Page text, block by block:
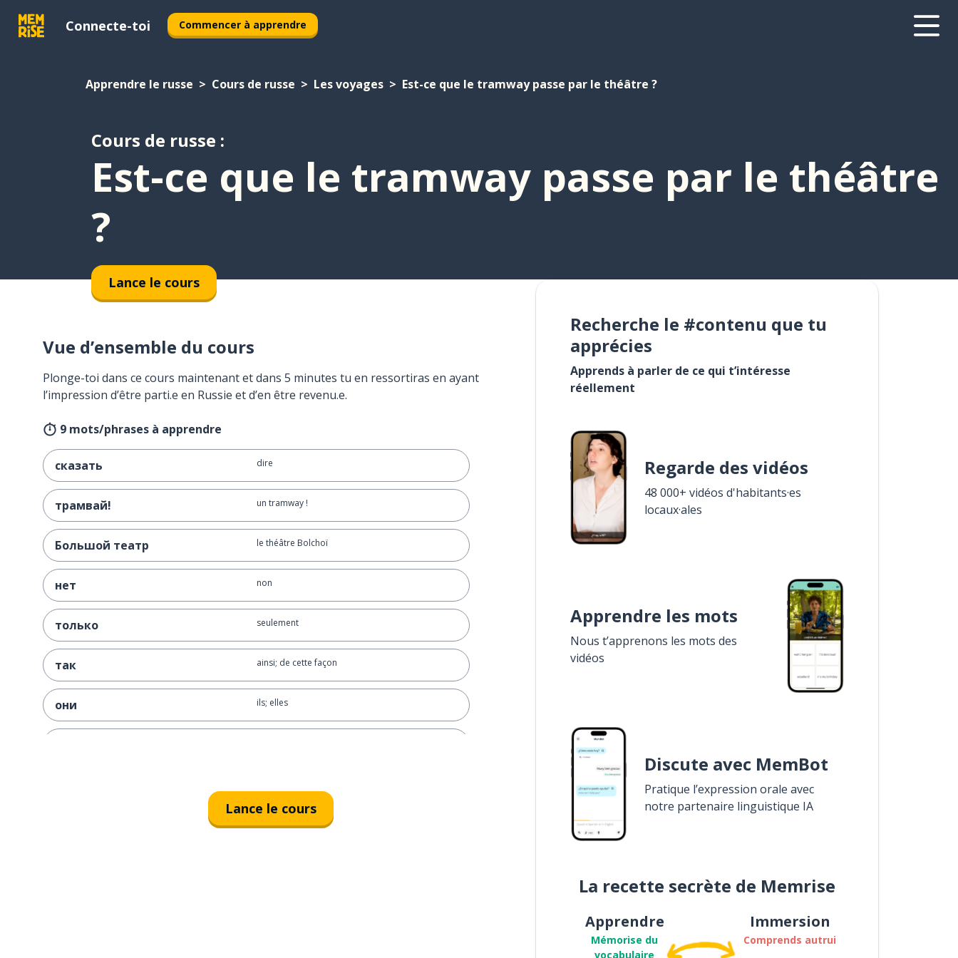
Connecte-toi Commencer à apprendre
Apprendre le russe Cours de russe Les voyages Est-ce que le tramway passe par le théâtre ?
Cours de russe :
Est-ce que le tramway passe par le théâtre
?
Lance le cours
Vue d’ensemble du cours
Plonge-toi dans ce cours maintenant et dans 5 minutes tu en ressortiras en ayant
l’impression d’être parti.e en Russie et d’en être revenu.e.
9 mots/phrases à apprendre
сказать dire
трамвай! un tramway !
Большой театр le théâtre Bolchoï
нет non
только seulement
так ainsi; de cette façon
они ils; elles
Lance le cours
Recherche le #contenu que tu
apprécies
Apprends à parler de ce qui t’intéresse
réellement
Regarde des vidéos
48 000+ vidéos d'habitants·es
locaux·ales
Apprendre les mots
Nous t’apprenons les mots des
vidéos
Discute avec MemBot
Pratique l’expression orale avec
notre partenaire linguistique IA
La recette secrète de Memrise
Apprendre
Mémorise du
vocabulaire
Immersion
Comprends autrui